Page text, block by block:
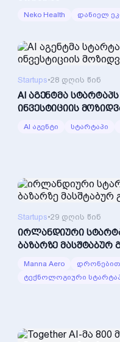
Neko Health დანიელ
Startups•28 დღის წინ
AI აგენტმა
ინვესტიციის
AI აგენტი სტარტაპი
Startups•29 დღის წინ
ირლანდიური
ბაზარზე მასშტაბურ
Manna Aero
დრონებით
ტექნოლოგიური